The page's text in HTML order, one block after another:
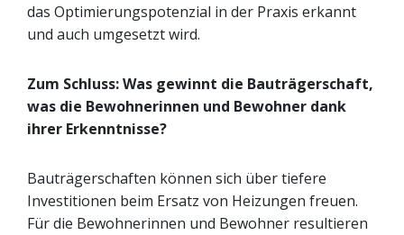
das Optimierungspotenzial in der Praxis erkannt
und auch umgesetzt wird.
Zum Schluss: Was gewinnt die Bauträgerschaft,
was die Bewohnerinnen und Bewohner dank
ihrer Erkenntnisse?
Bauträgerschaften können sich über tiefere
Investitionen beim Ersatz von Heizungen freuen.
Für die Bewohnerinnen und Bewohner resultieren